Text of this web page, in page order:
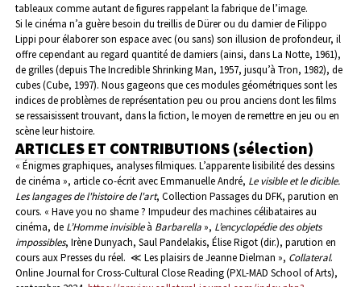
tableaux comme autant de figures rappelant la fabrique de l’image.
Si le cinéma n’a guère besoin du treillis de Dürer ou du damier de Filippo
Lippi pour élaborer son espace avec (ou sans) son illusion de profondeur, il
offre cependant au regard quantité de damiers (ainsi, dans La Notte, 1961),
de grilles (depuis The Incredible Shrinking Man, 1957, jusqu’à Tron, 1982), de
cubes (Cube, 1997). Nous gageons que ces modules géométriques sont les
indices de problèmes de représentation peu ou prou anciens dont les films
se ressaisissent trouvant, dans la fiction, le moyen de remettre en jeu ou en
scène leur histoire.
ARTICLES ET CONTRIBUTIONS (sélection)
« Énigmes graphiques, analyses filmiques. L’apparente lisibilité des dessins
de cinéma », article co-écrit avec Emmanuelle André, Le visible et le dicible.
Les langages de l'histoire de l'art, Collection Passages du DFK, parution en
cours. « Have you no shame ? Impudeur des machines célibataires au
cinéma, de L’Homme invisibleà Barbarella », L’encyclopédie des objets
impossibles, Irène Dunyach, Saul Pandelakis, Élise Rigot (dir.), parution en
cours aux Presses du réel. ≪ Les plaisirs de Jeanne Dielman », Collateral.
Online Journal for Cross-Cultural Close Reading (PXL-MAD School of Arts),